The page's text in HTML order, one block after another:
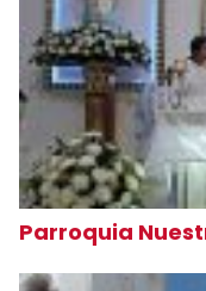
Parroquia